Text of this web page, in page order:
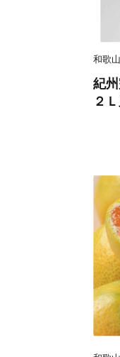
和歌
紀
２